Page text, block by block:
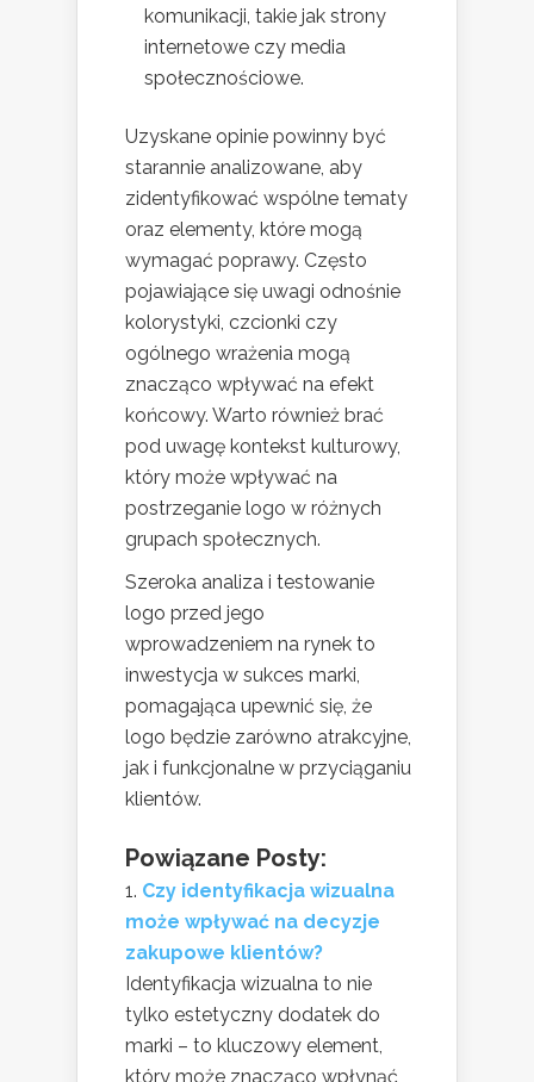
komunikacji, takie jak strony
internetowe czy media
społecznościowe.
Uzyskane opinie powinny być
starannie analizowane, aby
zidentyfikować wspólne tematy
oraz elementy, które mogą
wymagać poprawy. Często
pojawiające się uwagi odnośnie
kolorystyki, czcionki czy
ogólnego wrażenia mogą
znacząco wpływać na efekt
końcowy. Warto również brać
pod uwagę kontekst kulturowy,
który może wpływać na
postrzeganie logo w różnych
grupach społecznych.
Szeroka analiza i testowanie
logo przed jego
wprowadzeniem na rynek to
inwestycja w sukces marki,
pomagająca upewnić się, że
logo będzie zarówno atrakcyjne,
jak i funkcjonalne w przyciąganiu
klientów.
Powiązane Posty:
Czy identyfikacja wizualna
może wpływać na decyzje
zakupowe klientów?
Identyfikacja wizualna to nie
tylko estetyczny dodatek do
marki – to kluczowy element,
który może znacząco wpłynąć